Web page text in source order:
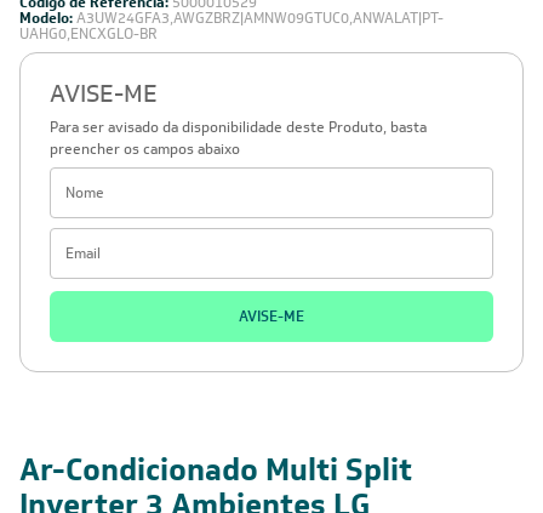
Modelo:A3UW24GFA3,AWGZBRZ|AMNW09GTUC0,ANWALAT|PT-
UAHG0,ENCXGLO-BR
AVISE-ME
Para ser avisado da disponibilidade deste Produto, basta
preencher os campos abaixo
AVISE-ME
Ar-Condicionado Multi Split